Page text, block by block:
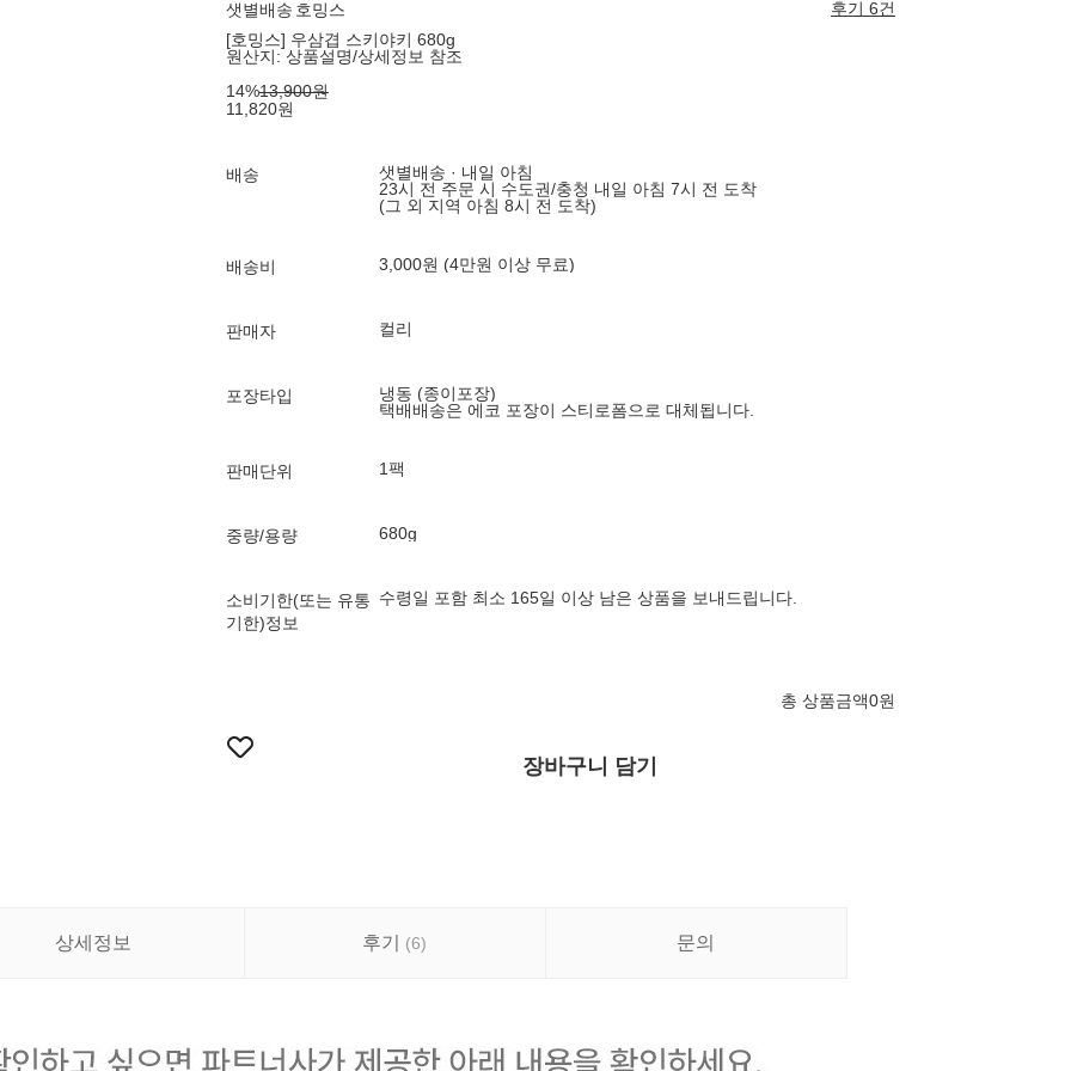
샛별배송 호밍스
후기 6건
[호밍스] 우삼겹 스키야키 680g
원산지: 상품설명/상세정보 참조
14%13,900원
11,820원
배송
샛별배송 · 내일 아침
23시 전 주문 시 수도권/충청 내일 아침 7시 전 도착
(그 외 지역 아침 8시 전 도착)
배송비 3,000원 (4만원 이상 무료)
판매자 컬리
포장타입
냉동 (종이포장)
택배배송은 에코 포장이 스티로폼으로 대체됩니다.
판매단위 1팩
중량/용량 680g
소비기한(또는 유통
기한)정보
수령일 포함 최소 165일 이상 남은 상품을 보내드립니다.
총 상품금액0원
장바구니 담기
상세정보 후기 (6) 문의